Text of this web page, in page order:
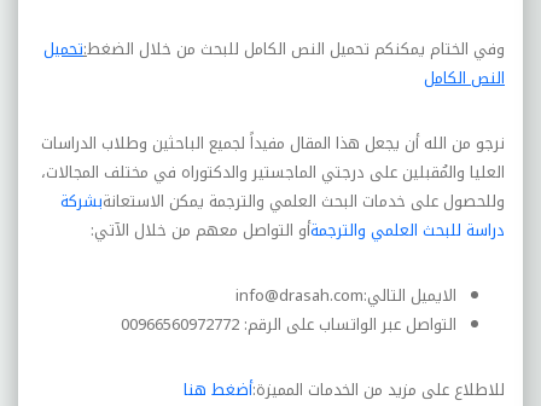
وفي الختام يمكنكم تحميل النص الكامل للبحث من خلال الضغط:تحميل
النص الكامل
نرجو من الله أن يجعل هذا المقال مفيداً لجميع الباحثين وطلاب الدراسات
العليا والمُقبلين على درجتي الماجستير والدكتوراه في مختلف المجالات،
وللحصول على خدمات البحث العلمي والترجمة يمكن الاستعانةبشركة
دراسة للبحث العلمي والترجمةأو التواصل معهم من خلال الآتي:
الايميل التالي:info@drasah.com
التواصل عبر الواتساب على الرقم: 00966560972772
للاطلاع على مزيد من الخدمات المميزة:أضغط هنا